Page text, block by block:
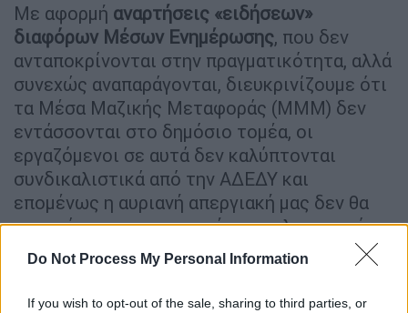
Do Not Process My Personal Information
If you wish to opt-out of the sale, sharing to third parties, or
Με αφορμή αναρτήσεις «ειδήσεων»
διαφόρων Μέσων Ενημέρωσης, που δεν
ανταποκρίνονται στην πραγματικότητα, αλλά
συνεχώς αναπαράγονται, διευκρινίζουμε ότι
τα Μέσα Μαζικής Μεταφοράς (ΜΜΜ) δεν
εντάσσονται στο δημόσιο τομέα, οι
εργαζόμενοι σε αυτά δεν καλύπτονται
συνδικαλιστικά από την ΑΔΕΔΥ και
επομένως η αυριανή απεργιακή μας δεν θα
επηρεάσει την «κανονική» τους λειτουργία».
«Η απεργία να αποτελέσει